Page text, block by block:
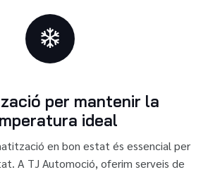
per mantenir la
ideal
en bon estat és essencial per
A TJ Automoció, oferim serveis de